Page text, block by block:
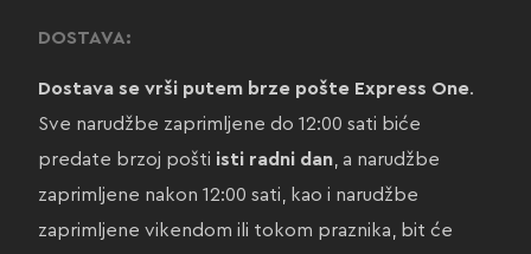
DOSTAVA:
Dostava se vrši putem brze pošte Express One.
Sve narudžbe zaprimljene do 12:00 sati biće
predate brzoj pošti isti radni dan, a narudžbe
zaprimljene nakon 12:00 sati, kao i narudžbe
zaprimljene vikendom ili tokom praznika, bit će